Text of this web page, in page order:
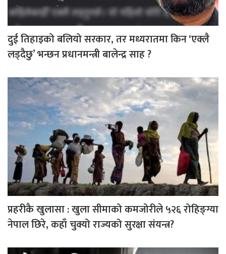
दुई तिहाइको बलियो सरकार, तर मध्यरातमा किन ‘एक्लै
लड्दैछु’ भन्छन प्रधानमन्त्री बालेन्द्र साह ?
प्रहरीकै खुलासा : खुला सीमाको कमजोरीले ५२६ रोहिङ्ग्या
नेपाल छिरे, कहाँ चुक्यो राज्यको सुरक्षा संयन्त्र?